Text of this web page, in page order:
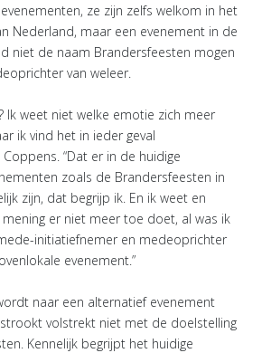
ze zijn zelfs welkom in het
Nederland, maar een evenement in de
niet de naam Brandersfeesten mogen
van weleer.
Ik weet niet welke emotie zich meer
ik vind het in ieder geval
“Dat er in de huidige
zoals de Brandersfeesten in
zijn, dat begrijp ik. En ik weet en
er niet meer toe doet, al was ik
initiatiefnemer en medeoprichter
evenement.”
naar een alternatief evenement
volstrekt niet met de doelstelling
Kennelijk begrijpt het huidige